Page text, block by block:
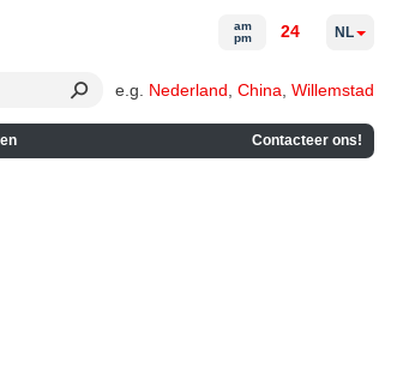
e.g. Nederland China Willemstad
Contacteer ons!
am
pm
24 NL